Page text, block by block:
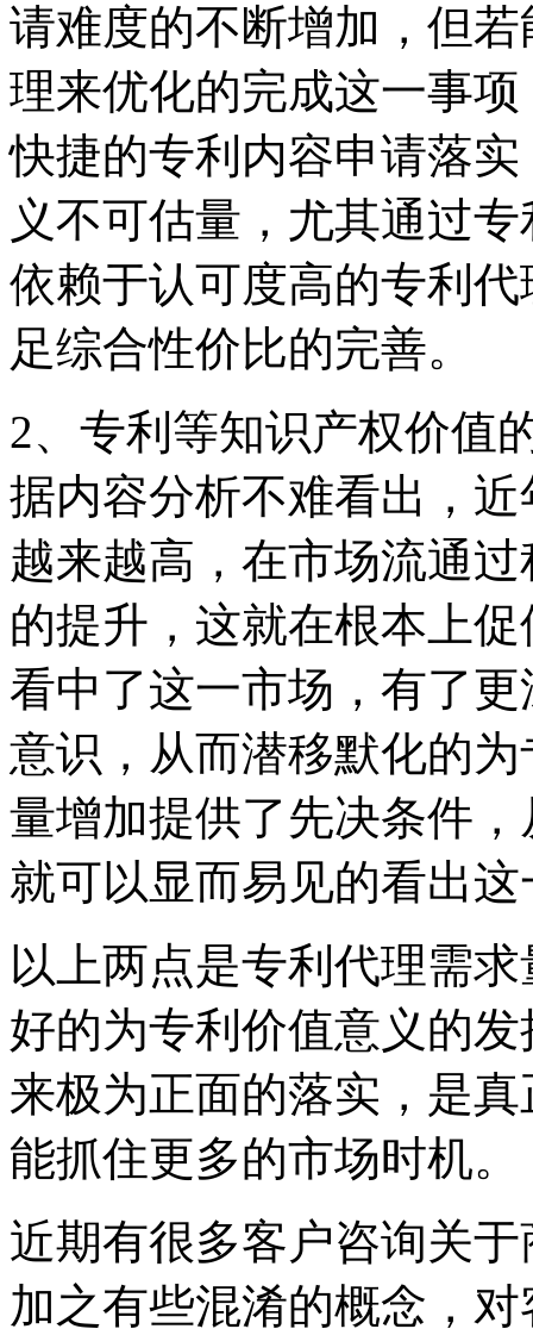
请难度的不断增加，但
理来优化的完成这一事
快捷的专利内容申请落
义不可估量，尤其通过
依赖于认可度高的专利
足综合性价比的完善。
2、专利等知识产权价值
据内容分析不难看出，
越来越高，在市场流通
的提升，这就在根本上
看中了这一市场，有了
意识，从而潜移默化的
量增加提供了先决条件
就可以显而易见的看出
以上两点是专利代理需
好的为专利价值意义的
来极为正面的落实，是
能抓住更多的市场时机。
近期有很多客户咨询关
加之有些混淆的概念，